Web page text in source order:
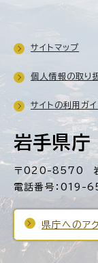
岩手県庁
〒020-8570 岩
電話番号：019-
県庁へのア
サイトマップ
個人情報の取り
サイトの利用ガイ